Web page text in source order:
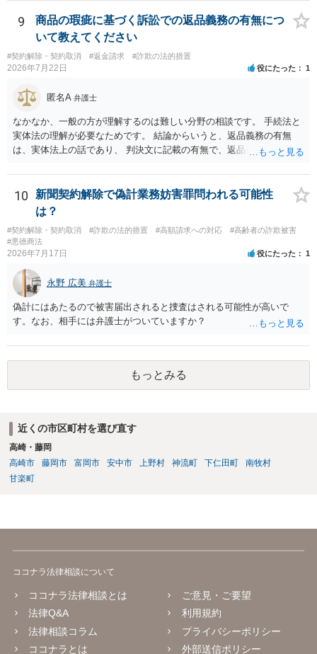
せることになるでしょう。見通しについては、実際の資料等を弁護士
に検討してもらう必要があると思います。弁護士費用は自由化されて
いますので個別に確認いただく必要がありますが、そもそも回収でき
るかどうかが問題になり得る事案であり、被害額の規模からみると、
仮に回収できたとしても弁護士費用を差し引いた実質回収分はかなり
少なくなる可能性もあるように思います。
9
商品の瑕疵に基づく訴訟での返品義務の有無につ
いて教えてください
#契約解除・契約取消 #返金請求 #詐欺の法的措置
2026年7月22日 役にたった 1
匿名A 弁護士
なかなか、一般の方が理解するのは難しい分野の相談です。 手続法と
実体法の理解が必要なためです。 結論からいうと、返品義務の有無
は、実体法上の話であり、 判決文に記載の有無で、返品義務の有無が
品せよ」と判決文に書かれていなくても、 全額支払い判決の前提とし
て、契約不適合責任を理由に契約を解除してれば、 原状回復義務とし
て、相談者さんは、商品の返品義務を負うことになります。 ただし、
訴訟上何等かの形で、返品義務の有無が争われ争点化していたが、 結
論として、返品義務が存在しないというような判断が判決理由中で下
されていれば、 相手は返品請求を再度主張できない可能性はあります
10
新聞契約解除で偽計業務妨害罪問われる可能性
は？
#契約解除・契約取消 #詐欺の法的措置 #高額請求への対応
#高齢者の詐欺被害
#悪徳商法
2026年7月17日 役にたった 1
永野 広美 弁護士
偽計にはあたるので被害届出されると捜査はされる可能性が高いで
す。なお、相手には弁護士がついていますか？
もっとみる
近くの市区町村を選び直す
高崎・藤岡
高崎市
藤岡市 富岡市 安中市 上野村 神流町 下仁田町
南牧村
甘楽町
ココナラ法律相談について
ココナラ法律相談とは
法律Q&A
法律相談コラム
ココナラとは
ご意見・ご要望
利用規約
プライバシーポリシー
外部送信ポリシー